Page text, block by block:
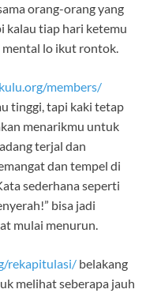
orang-orang yang
kalau tiap hari ketemu
mental lo ikut rontok.
members/
tinggi, tapi kaki tetap
menarikmu untuk
terjal dan
dan tempel di
sederhana seperti
bisa jadi
mulai menurun.
rekapitulasi/ belakang
melihat seberapa jauh